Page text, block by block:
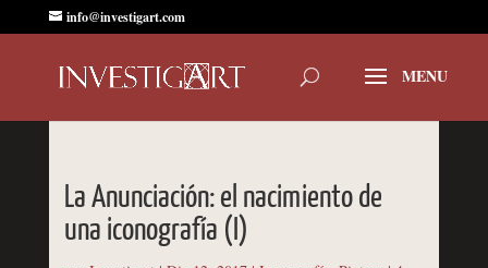
info@investigart.com
La Anunciación: el nacimiento de
una iconografía (I)